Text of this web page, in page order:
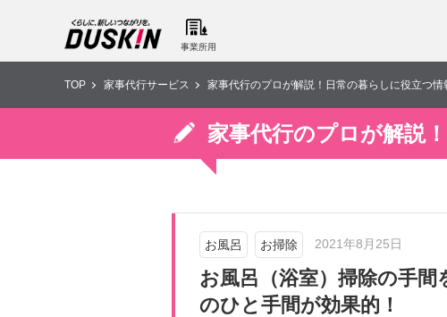
事業所用
TOP 家事代行サービス 家事代行のプロが解説！日常の暮らしに役立つ情
家事代行のプロが解説
お風呂 お掃除 2021年8月25日
お風呂（浴室）掃除の手
のひと手間が効果的！